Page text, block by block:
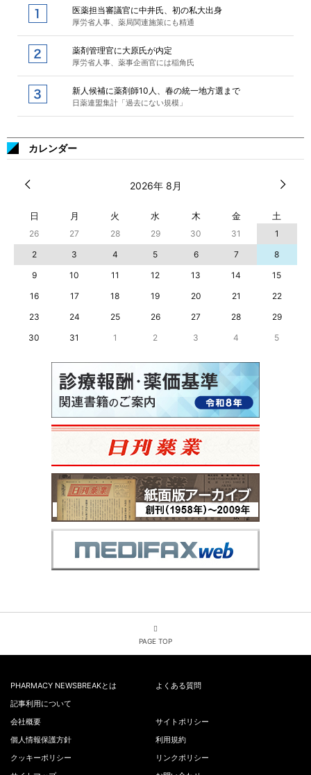
医薬担当審議官に中井氏、初の私大出身
厚労省人事、薬局関連施策にも精通
薬剤管理官に大原氏が内定
厚労省人事、薬事企画官には稲角氏
新人候補に薬剤師10人、春の統一地方選まで
日薬連盟集計「過去にない規模」
カレンダー
2026年 8月
日 月 火 水 木 金 土
26 27 28 29 30 31
1
2
3 4 5 6 7
8
9
10 11 12 13 14
15
16
17 18 19 20 21
22
23
24 25 26 27 28
29
30
31 1 2 3 4 5
PAGE TOP
PHARMACY NEWSBREAKとは
よくある質問
記事利用について
会社概要
サイトポリシー
個人情報保護方針
利用規約
クッキーポリシー
リンクポリシー